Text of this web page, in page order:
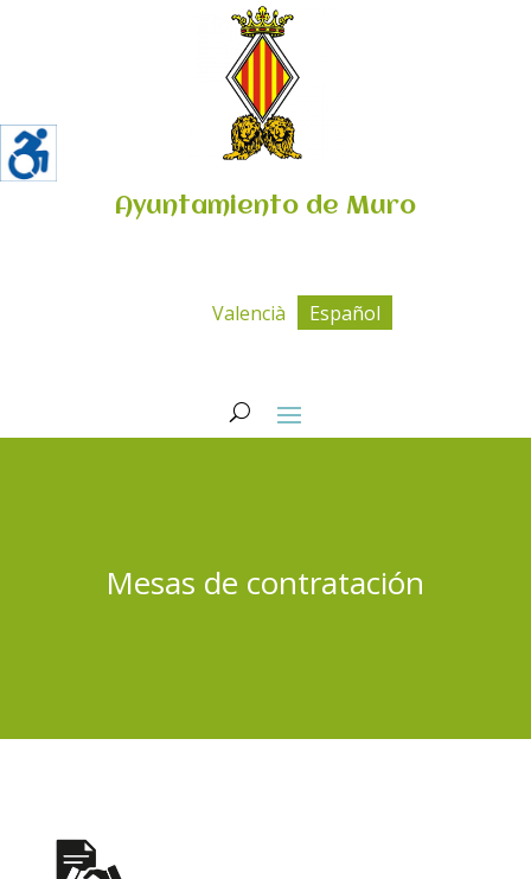
Ayuntamiento de Muro
Valencià Español
Mesas de contratación